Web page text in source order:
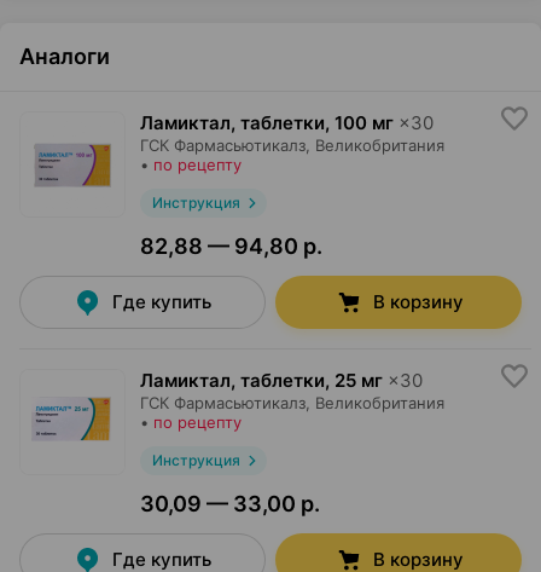
Аналоги
Ламиктал, таблетки, 100 мг ×30
ГСК Фармасьютикалз , Великобритания
• по рецепту
Инструкция
82,88 — 94,80 р.
Где купить В корзину
Ламиктал, таблетки, 25 мг ×30
ГСК Фармасьютикалз , Великобритания
• по рецепту
Инструкция
30,09 — 33,00 р.
Где купить В корзину